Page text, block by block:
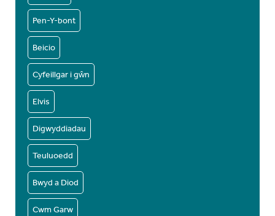
Pen-Y-bont
Beicio
Cyfeillgar i gŵn
Elvis
Digwyddiadau
Teuluoedd
Bwyd a Diod
Cwm Garw